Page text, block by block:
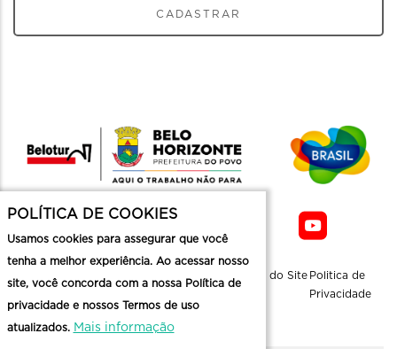
CADASTRAR
Mapa do Site Politica de
Privacidade
POLÍTICA DE COOKIES
Usamos cookies para assegurar que você
tenha a melhor experiência. Ao acessar nosso
site, você concorda com a nossa Política de
privacidade e nossos Termos de uso
atualizados. Mais informação